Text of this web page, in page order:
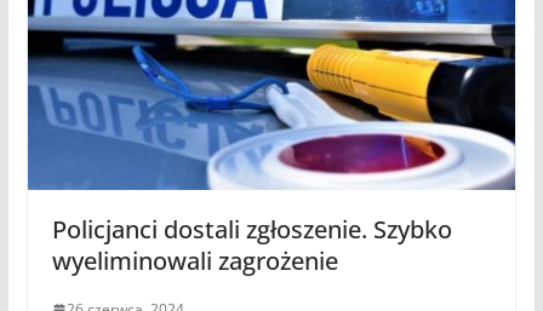
Policjanci dostali zgłoszenie. Szybko
wyeliminowali zagrożenie